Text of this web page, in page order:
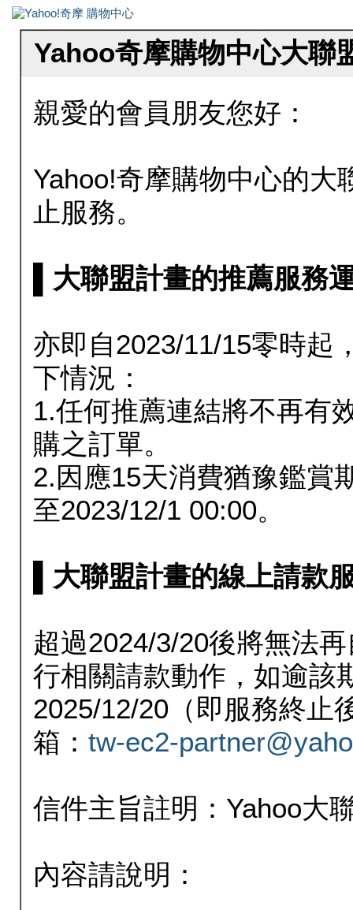
Yahoo奇摩購物中心大聯
親愛的會員朋友您好：
Yahoo!奇摩購物中心的大
止服務。
▌大聯盟計畫的推薦服務
亦即自2023/11/15零時起
下情況：
1.任何推薦連結將不再有
購之訂單。
2.因應15天消費猶豫鑑賞
至2023/12/1 00:00。
▌大聯盟計畫的線上請款
超過2024/3/20後將無法
行相關請款動作，如逾該
2025/12/20（即服務終止
箱： tw-ec2-
信件主旨註明：Yahoo大
內容請說明：